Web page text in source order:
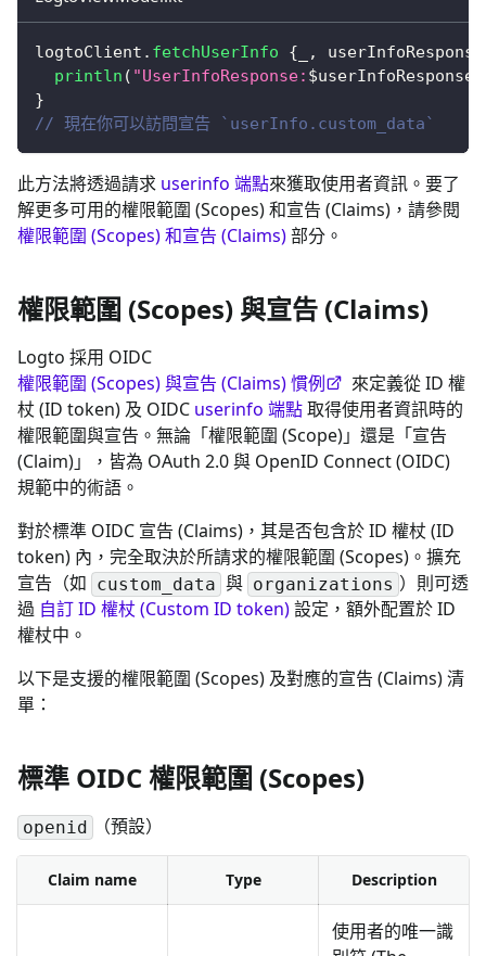
logtoClient . fetchUserInfo { ,
println ( "UserInfoResponse: $userInfoResponse
}
// 現在你可以訪問宣告 `userInfo.custom_data`
此方法將透過請求 userinfo 端點來獲取使用者資訊。要了
解更多可用的權限範圍 (Scopes) 和宣告 (Claims)，請參閱
權限範圍 (Scopes) 和宣告 (Claims)部分。
權限範圍 (Scopes) 與宣告 (Claims)
Logto 採用 OIDC
權限範圍 (Scopes) 與宣告 (Claims) 慣例
來定義從 ID 權
杖 (ID token) 及 OIDC userinfo 端點取得使用者資訊時的
權限範圍與宣告。無論「權限範圍 (Scope)」還是「宣告
(Claim)」，皆為 OAuth 2.0 與 OpenID Connect (OIDC)
規範中的術語。
對於標準 OIDC 宣告 (Claims)，其是否包含於 ID 權杖 (ID
token) 內，完全取決於所請求的權限範圍 (Scopes)。擴充
宣告（如 custom_data 與 organizations ）則可透
過 自訂 ID 權杖 (Custom ID token)設定，額外配置於 ID
權杖中。
以下是支援的權限範圍 (Scopes) 及對應的宣告 (Claims) 清
單：
標準 OIDC 權限範圍 (Scopes)
openid （預設）
Claim name Type Description
使用者的唯一識